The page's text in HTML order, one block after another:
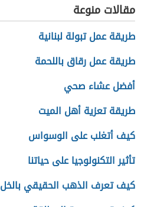
مقالات منوعة
طريقة عمل تبولة لبنانية
طريقة عمل رقاق باللحمة
أفضل عشاء صحي
طريقة تعزية أهل الميت
كيف أتغلب على الوسواس
تأثير التكنولوجيا على حياتنا
كيف تعرف الذهب الحقيقي بالخل